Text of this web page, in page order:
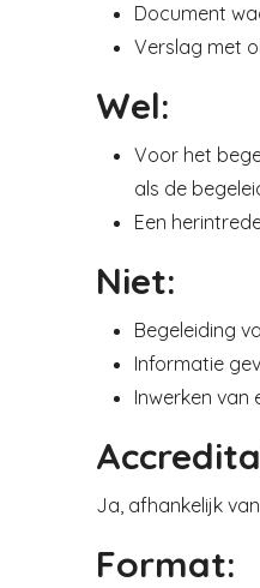
Document
Verslag met
Wel:
Voor het
als de
Een
Niet:
Begeleiding
Informatie
Inwerken van
Ja, afhankelijk
Format: